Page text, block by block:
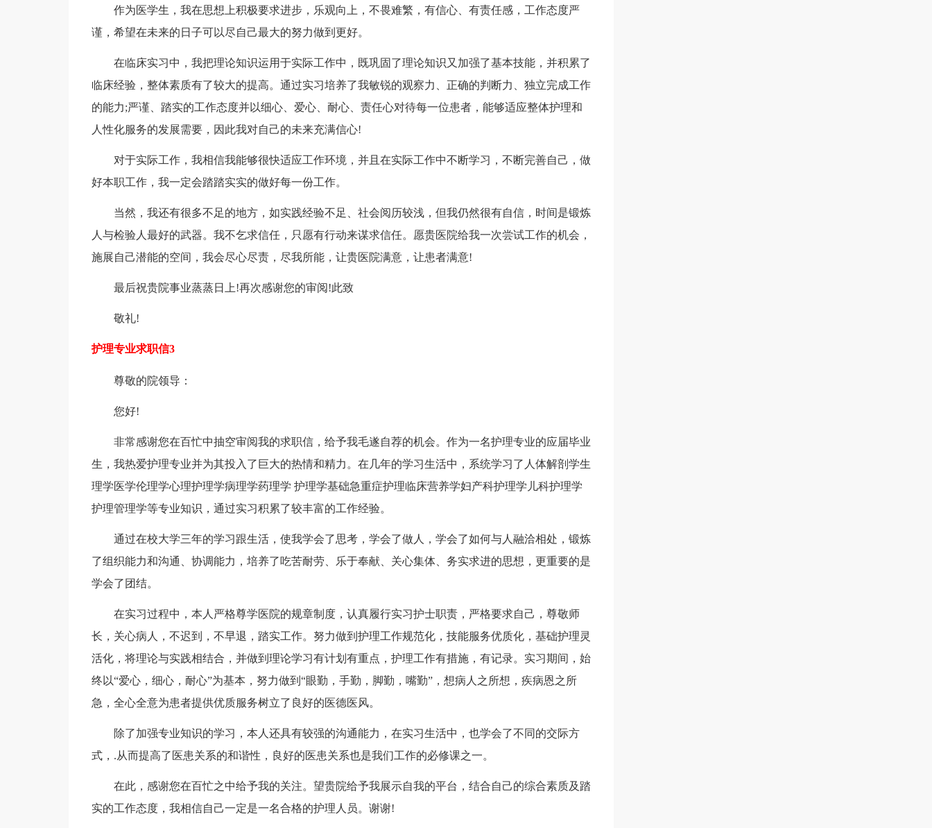
作为医学生，我在思想上积极要求进步，乐观向上，不畏难繁，有信心、有责任感，工作态度严
谨，希望在未来的日子可以尽自己最大的努力做到更好。
在临床实习中，我把理论知识运用于实际工作中，既巩固了理论知识又加强了基本技能，并积累了
临床经验，整体素质有了较大的提高。通过实习培养了我敏锐的观察力、正确的判断力、独立完成工作
的能力;严谨、踏实的工作态度并以细心、爱心、耐心、责任心对待每一位患者，能够适应整体护理和
人性化服务的发展需要，因此我对自己的未来充满信心!
对于实际工作，我相信我能够很快适应工作环境，并且在实际工作中不断学习，不断完善自己，做
好本职工作，我一定会踏踏实实的做好每一份工作。
当然，我还有很多不足的地方，如实践经验不足、社会阅历较浅，但我仍然很有自信，时间是锻炼
人与检验人最好的武器。我不乞求信任，只愿有行动来谋求信任。愿贵医院给我一次尝试工作的机会，
施展自己潜能的空间，我会尽心尽责，尽我所能，让贵医院满意，让患者满意!
最后祝贵院事业蒸蒸日上!再次感谢您的审阅!此致
敬礼!
护理专业求职信3
尊敬的院领导：
您好!
非常感谢您在百忙中抽空审阅我的求职信，给予我毛遂自荐的机会。作为一名护理专业的应届毕业
生，我热爱护理专业并为其投入了巨大的热情和精力。在几年的学习生活中，系统学习了人体解剖学生
理学医学伦理学心理护理学病理学药理学 护理学基础急重症护理临床营养学妇产科护理学儿科护理学
护理管理学等专业知识，通过实习积累了较丰富的工作经验。
通过在校大学三年的学习跟生活，使我学会了思考，学会了做人，学会了如何与人融洽相处，锻炼
了组织能力和沟通、协调能力，培养了吃苦耐劳、乐于奉献、关心集体、务实求进的思想，更重要的是
学会了团结。
在实习过程中，本人严格尊学医院的规章制度，认真履行实习护士职责，严格要求自己，尊敬师
长，关心病人，不迟到，不早退，踏实工作。努力做到护理工作规范化，技能服务优质化，基础护理灵
活化，将理论与实践相结合，并做到理论学习有计划有重点，护理工作有措施，有记录。实习期间，始
终以“爱心，细心，耐心”为基本，努力做到“眼勤，手勤，脚勤，嘴勤”，想病人之所想，疾病恩之所
急，全心全意为患者提供优质服务树立了良好的医德医风。
除了加强专业知识的学习，本人还具有较强的沟通能力，在实习生活中，也学会了不同的交际方
式，.从而提高了医患关系的和谐性，良好的医患关系也是我们工作的必修课之一。
在此，感谢您在百忙之中给予我的关注。望贵院给予我展示自我的平台，结合自己的综合素质及踏
实的工作态度，我相信自己一定是一名合格的护理人员。谢谢!